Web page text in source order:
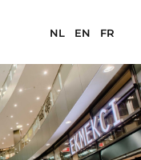
NL EN FR